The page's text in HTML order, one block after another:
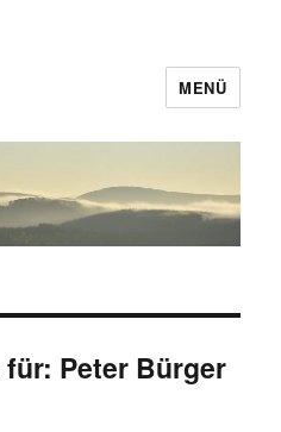
MENÜ
Peter Bürger